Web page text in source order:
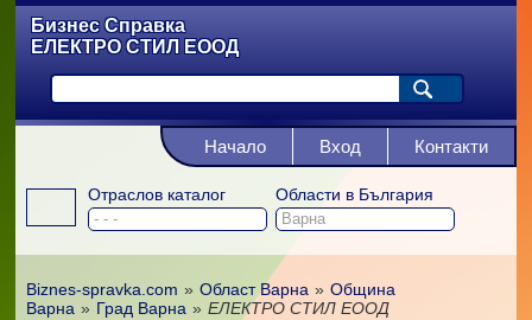
Бизнес Справка
ЕЛЕКТРО СТИЛ ЕООД
Отраслов каталог Области в България
Начало Вход Контакти
Biznes-spravka.com » Област Варна » Община
Варна » Град Варна » ЕЛЕКТРО СТИЛ ЕООД